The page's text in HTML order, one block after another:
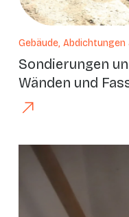
Gebäude,
Sondierungen
Wänden und